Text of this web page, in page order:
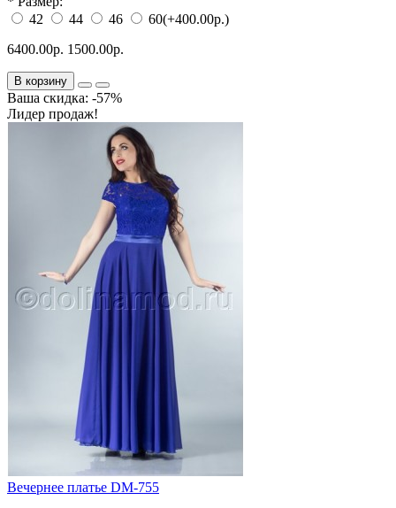
42
44 46 60(+400.00р.)
6400.00р. 1500.00р.
В корзину
Ваша скидка: -57%
Лидер продаж!
Вечернее платье DM-755